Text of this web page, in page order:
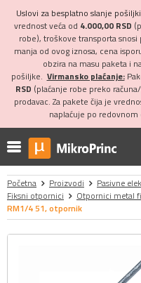
Uslovi za besplatno slanje
vrednost veća od 4.000,00 RSD
robe), troškove transporta
manja od ovog iznosa, cena
obzira na masu paketa i
pošiljke. Virmansko plaćanje:
RSD (plaćanje robe preko
prodavac. Za pakete čija je
naplaćuje po
Početna Proizvodi Pasivne
Fiksni otpornici
Otpornici metal
RM1/4 51, otpornik